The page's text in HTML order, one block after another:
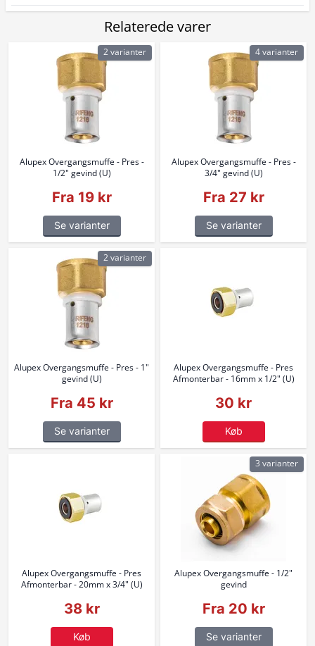
Relaterede varer
Alupex Overgangsmuffe - Pres -
1/2" gevind (U)
Fra 19 kr
Se varianter
2 varianter
Alupex Overgangsmuffe - Pres -
3/4" gevind (U)
Fra 27 kr
Se varianter
4 varianter
Alupex Overgangsmuffe - Pres - 1"
gevind (U)
Fra 45 kr
Se varianter
2 varianter
Alupex Overgangsmuffe - Pres
Afmonterbar - 16mm x 1/2" (U)
30 kr
Køb
Alupex Overgangsmuffe - Pres
Afmonterbar - 20mm x 3/4" (U)
38 kr
Køb
Alupex Overgangsmuffe - 1/2"
gevind
Fra 20 kr
Se varianter
3 varianter